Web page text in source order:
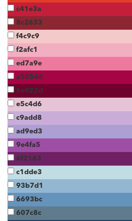
c41e3a
8c2633
f4c9c9
f2afc1
ed7a9e
a50544
6e022d
e5c4d6
c9add8
ad9ed3
9e4fa5
6f2163
c1dde3
93b7d1
6693bc
607c8c